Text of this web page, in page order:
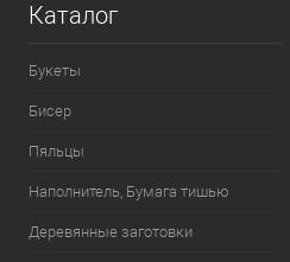
Каталог
Букеты
Бисер
Пяльцы
Наполнитель, Бумага тишью
Деревянные заготовки